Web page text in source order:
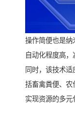
操作简便也是纳
自动化程度高，
同时，该技术
括畜禽粪便、农
实现资源的多元